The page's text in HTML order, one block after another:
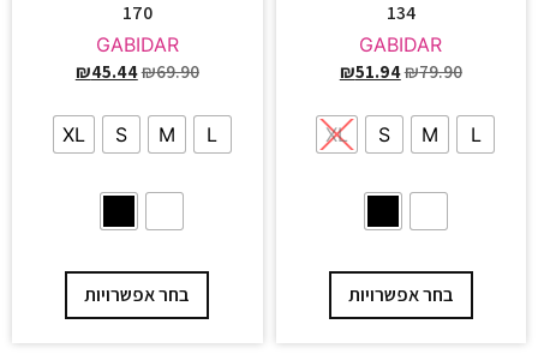
134
GABIDAR
₪79.90
₪51.94
L
M
S
XL
בחר אפשרויות
170
GABIDAR
₪69.90
₪45.44
L
M
S
XL
בחר אפשרויות